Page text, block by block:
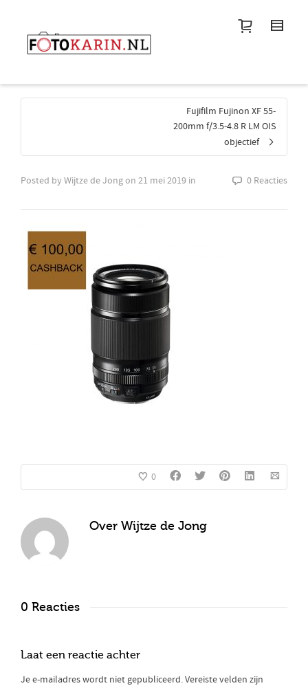
size
Show me the
Super Search
Fujifilm Fujinon XF 55-
200mm f/3.5-4.8 R LM OIS
objectief
Posted by Wijtze de Jongon 21 mei 2019 in 0 Reacties
0
Over Wijtze de Jong
0 Reacties
Laat een reactie achter
Je e-mailadres wordt niet gepubliceerd.Vereiste velden zijn